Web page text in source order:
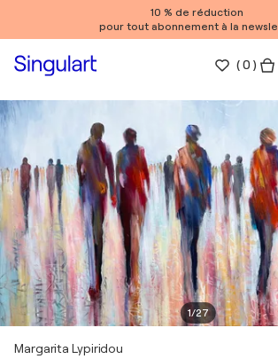
10 % de réduction
pour tout abonnement à la
(0 )
1/27
Margarita Lypiridou